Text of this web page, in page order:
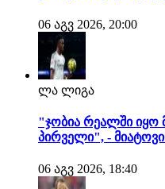
06 აგვ 2026, 20:00
ლა ლიგა
"ჯობია რეალში იყო
პირველი", -
06 აგვ 2026, 18:40